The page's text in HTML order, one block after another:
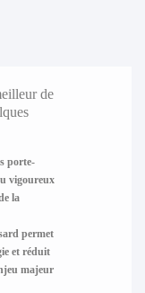
de
porte-
vigoureux
la
permet
et réduit
majeur